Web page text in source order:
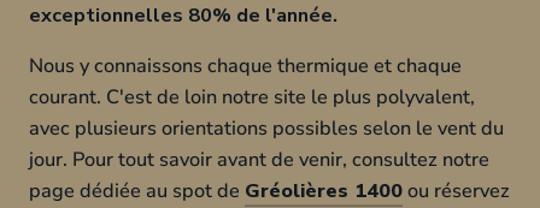
exceptionnelles 80% de l'année.
Nous y connaissons chaque thermique et chaque
courant. C'est de loin notre site le plus polyvalent,
avec plusieurs orientations possibles selon le vent du
jour. Pour tout savoir avant de venir, consultez notre
page dédiée au spot de Gréolières 1400ou réservez